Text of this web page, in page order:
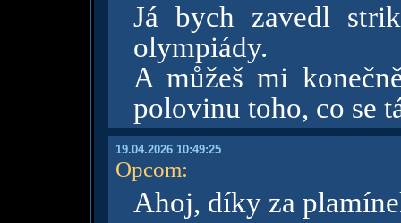
Já bych zavedl
olympiády.
A můžeš mi
polovinu toho, co se
19.04.2026 10:49:25
Opcom:
Ahoj, díky za